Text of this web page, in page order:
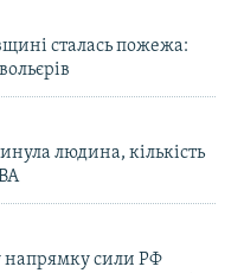
сталась пожежа:
людина, кількість
напрямку сили РФ